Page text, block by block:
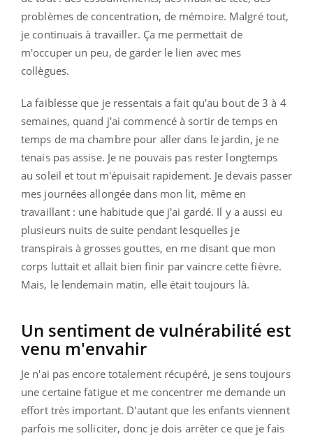
problèmes de concentration, de mémoire. Malgré tout,
je continuais à travailler. Ça me permettait de
m'occuper un peu, de garder le lien avec mes
collègues.
La faiblesse que je ressentais a fait qu'au bout de 3 à 4
semaines, quand j'ai commencé à sortir de temps en
temps de ma chambre pour aller dans le jardin, je ne
tenais pas assise. Je ne pouvais pas rester longtemps
au soleil et tout m'épuisait rapidement. Je devais passer
mes journées allongée dans mon lit, même en
travaillant : une habitude que j'ai gardé. Il y a aussi eu
plusieurs nuits de suite pendant lesquelles je
transpirais à grosses gouttes, en me disant que mon
corps luttait et allait bien finir par vaincre cette fièvre.
Mais, le lendemain matin, elle était toujours là.
Un sentiment de vulnérabilité est
venu m'envahir
Je n'ai pas encore totalement récupéré, je sens toujours
une certaine fatigue et me concentrer me demande un
effort très important. D'autant que les enfants viennent
parfois me solliciter, donc je dois arrêter ce que je fais